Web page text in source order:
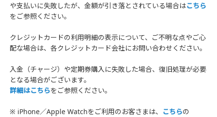
や支払いに失敗したが、金額が引き落とされている場合はこちら
をご参照ください。
クレジットカードの利用明細の表示について、ご不明な点やご心
配な場合は、各クレジットカード会社にお問い合わせください。
入金（チャージ）や定期券購入に失敗した場合、復旧処理が必要
となる場合がございます。
詳細はこちらをご参照ください。
※ iPhone／Apple Watchをご利用のお客さまは、 こちらの